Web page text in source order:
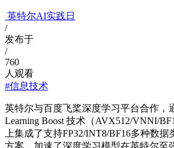
英特尔AI实践日
/
发布于
/
760
人观看
#信息技术
英特尔与百度飞桨深度学习平台合作，
Learning Boost 技术（AVX512/VNNI/
上集成了支持FP32/INT8/BF16多种数据